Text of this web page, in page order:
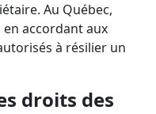
Au Québec,
accordant aux
à résilier un
droits des